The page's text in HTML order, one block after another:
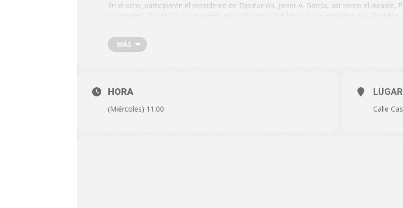
En el acto, participarán el presidente de Diputación, Javier A. García, así como el
FECHA: Miércoles, 8 de octubre de 2025
https://maps.app.goo.gl/RN5gGDyUTGSpMjrJA
MÁS
HORA
(Miércoles) 11:00
LUGAR
Calle